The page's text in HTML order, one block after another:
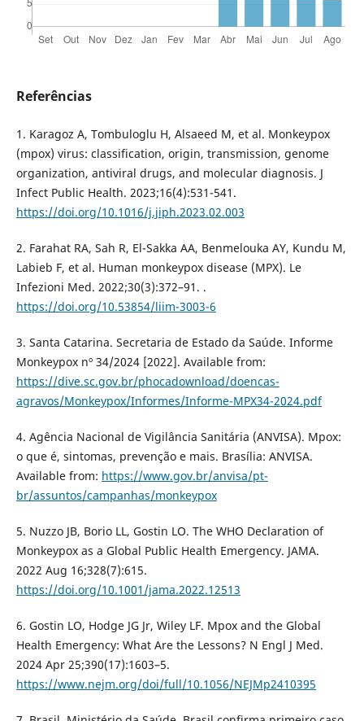
Referências
1. Karagoz A, Tombuloglu H, Alsaeed M, et al. Monkeypox
(mpox) virus: classification, origin, transmission, genome
organization, antiviral drugs, and molecular diagnosis. J
Infect Public Health. 2023;16(4):531-541.
https://doi.org/10.1016/j.jiph.2023.02.003
2. Farahat RA, Sah R, El-Sakka AA, Benmelouka AY, Kundu M,
Labieb F, et al. Human monkeypox disease (MPX). Le
Infezioni Med. 2022;30(3):372–91. .
https://doi.org/10.53854/liim-3003-6
3. Santa Catarina. Secretaria de Estado da Saúde. Informe
Monkeypox nº 34/2024 [2022]. Available from:
https://dive.sc.gov.br/phocadownload/doencas-
agravos/Monkeypox/Informes/Informe-MPX34-2024.pdf
4. Agência Nacional de Vigilância Sanitária (ANVISA). Mpox:
o que é, sintomas, prevenção e mais. Brasília: ANVISA.
Available from: https://www.gov.br/anvisa/pt-
br/assuntos/campanhas/monkeypox
5. Nuzzo JB, Borio LL, Gostin LO. The WHO Declaration of
Monkeypox as a Global Public Health Emergency. JAMA.
2022 Aug 16;328(7):615.
https://doi.org/10.1001/jama.2022.12513
6. Gostin LO, Hodge JG Jr, Wiley LF. Mpox and the Global
Health Emergency: What Are the Lessons? N Engl J Med.
2024 Apr 25;390(17):1603–5.
https://www.nejm.org/doi/full/10.1056/NEJMp2410395